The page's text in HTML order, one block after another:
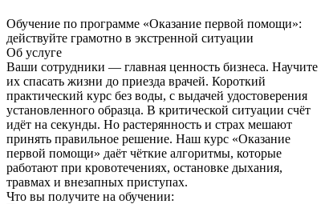
Обучение по программе «Оказание первой помощи»:
действуйте грамотно в экстренной ситуации
Об услуге
Ваши сотрудники — главная ценность бизнеса. Научите
их спасать жизни до приезда врачей. Короткий
практический курс без воды, с выдачей удостоверения
установленного образца. В критической ситуации счёт
идёт на секунды. Но растерянность и страх мешают
принять правильное решение. Наш курс «Оказание
первой помощи» даёт чёткие алгоритмы, которые
работают при кровотечениях, остановке дыхания,
травмах и внезапных приступах.
Что вы получите на обучении: